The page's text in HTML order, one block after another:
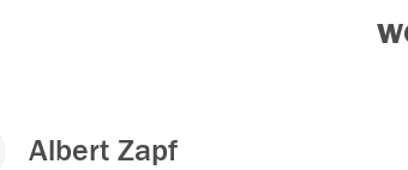
Albert Zapf